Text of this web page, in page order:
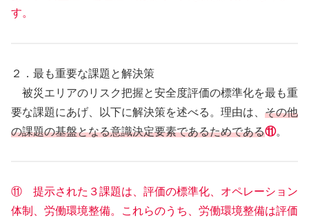
す。
２．最も重要な課題と解決策
被災エリアのリスク把握と安全度評価の標準化を最も重
要な課題にあげ、以下に解決策を述べる。理由は、 その他
の課題の基盤となる意識決定要素であるためである⑪。
⑪ 提示された３課題は、評価の標準化、オペレーション
体制、労働環境整備。これらのうち、労働環境整備は評価